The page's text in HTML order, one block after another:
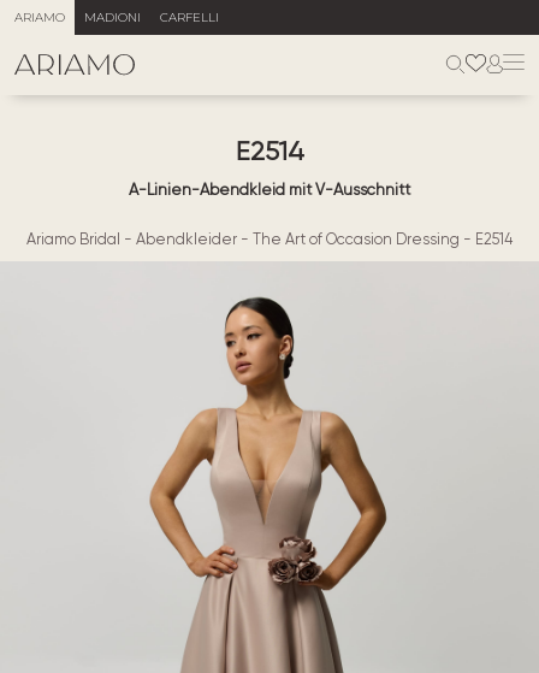
ARIAMO MADIONI CARFELLI
E2514
A-Linien-Abendkleid mit V-Ausschnitt
Ariamo Bridal - Abendkleider - The Art of Occasion Dressing - E2514